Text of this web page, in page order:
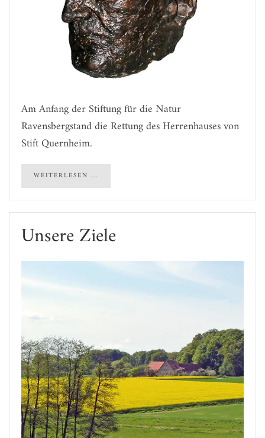
Am Anfang der Stiftung für die Natur
Ravensbergstand die Rettung des Herrenhauses von
Stift Quernheim.
WEITERLESEN ...
Unsere Ziele